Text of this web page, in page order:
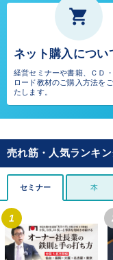
shopping_cart
ネット購入につい
経営セミナーや書籍、ＣＤ
ロード教材のご購入方法を
たします。
売れ筋・人気ランキ
セミナー 本
1